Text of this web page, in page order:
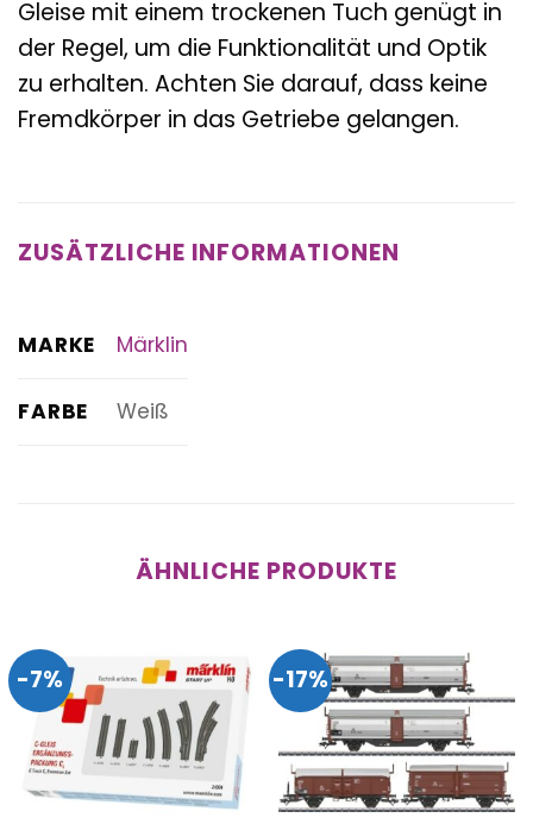
Gleise mit einem trockenen Tuch genügt in
der Regel, um die Funktionalität und Optik
zu erhalten. Achten Sie darauf, dass keine
Fremdkörper in das Getriebe gelangen.
ZUSÄTZLICHE INFORMATIONEN
MARKE Märklin
FARBE Weiß
ÄHNLICHE PRODUKTE
-7% -17%